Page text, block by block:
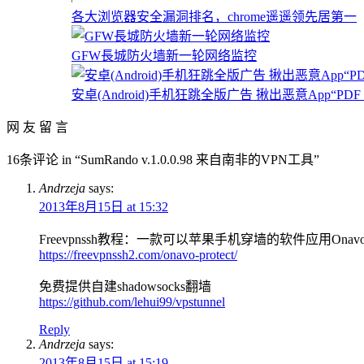
各大浏览器安全漏洞排名，chrome遥遥领先居第一
GFW長城防火墙新一轮网络监控
安卓(Android)手机狂跳全版广告 揪出恶意App“PDF
网 友 留 言
16条评论 in “SumRando v.1.0.0.98 来自南非的VPN工具”
Andrzeja says:
2013年8月15日 at 15:32
Freevpnssh教程：一款可以苹果手机穿墙的软件应用
https://freevpnssh2.com/onavo-protect/
免费提供自建shadowsocks翻墙
https://github.com/lehui99/vpstunnel
Reply
Andrzeja says: